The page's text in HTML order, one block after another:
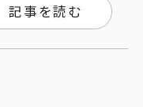
記事を読む